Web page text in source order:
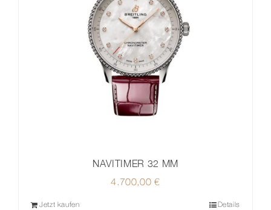
NAVITIMER 32 MM
4.700,00€
Jetzt kaufen Details